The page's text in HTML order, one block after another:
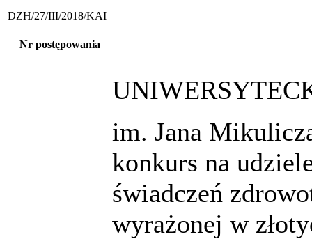
DZH/27/III/2018/KAI
Nr postępowania
im. Jana
konkurs na
świadczeń
wyrażonej w